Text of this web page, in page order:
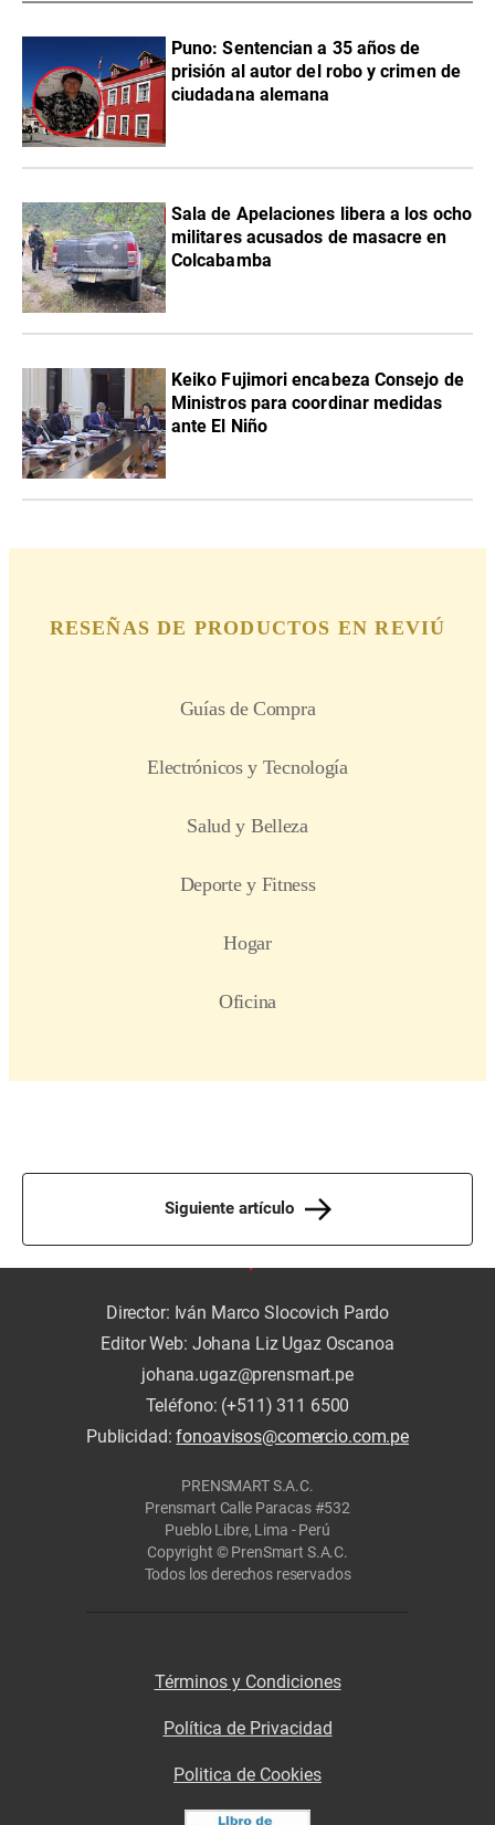
Puno: Sentencian a 35 años de
prisión al autor del robo y crimen de
ciudadana alemana
Sala de Apelaciones libera a los ocho
militares acusados de masacre en
Colcabamba
Keiko Fujimori encabeza Consejo de
Ministros para coordinar medidas
ante El Niño
Siguiente artículo
Director: Iván Marco Slocovich Pardo
Editor Web: Johana Liz Ugaz Oscanoa
johana.ugaz@prensmart.pe
Teléfono: (+511) 311 6500
Publicidad:fonoavisos@comercio.com.pe
PRENSMART S.A.C.
Prensmart Calle Paracas #532
Pueblo Libre, Lima - Perú
Copyright © PrenSmart S.A.C.
Todos los derechos reservados
Términos y Condiciones
Política de Privacidad
Politica de Cookies